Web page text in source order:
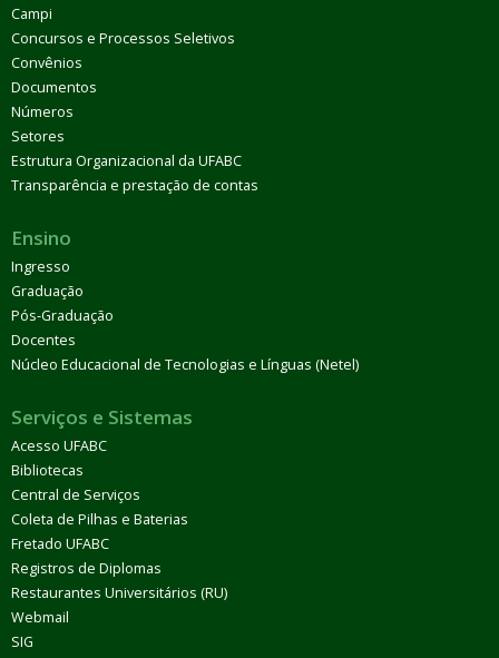
Campi
Concursos e Processos Seletivos
Convênios
Documentos
Números
Setores
Estrutura Organizacional da UFABC
Transparência e prestação de contas
Ensino
Ingresso
Graduação
Pós-Graduação
Docentes
Núcleo Educacional de Tecnologias e Línguas (Netel)
Serviços e Sistemas
Acesso UFABC
Bibliotecas
Central de Serviços
Coleta de Pilhas e Baterias
Fretado UFABC
Registros de Diplomas
Restaurantes Universitários (RU)
Webmail
SIG